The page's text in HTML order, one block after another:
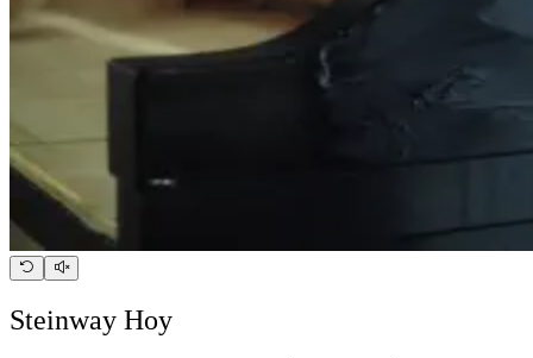
Steinway Hoy